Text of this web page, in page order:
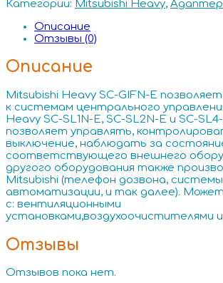
Категории: Mitsubishi Heavy,
Описание
Отзывы (0)
Описание
Mitsubishi Heavy SC-GIFN-Е
к системам центрального
Heavy SC-SL1N-E, SC-SL2N-E и SC-
позволяет управлять,
выключение, наблюдать за
соответствующего внешнего
другого оборудования также
Mitsubishi (телефон дозвона,
автоматизации, и так далее).
с: вентиляционными
установками,воздухоочистителями
Отзывы
Отзывов пока нет.